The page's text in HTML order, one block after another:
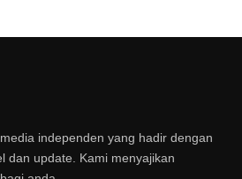
independen yang hadir dengan
dan update. Kami menyajikan